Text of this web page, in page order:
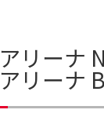
リーナ
リーナ